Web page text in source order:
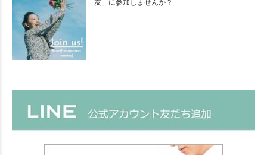
友」に参加しませんか？